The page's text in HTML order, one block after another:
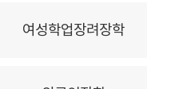
여성학업장려장학